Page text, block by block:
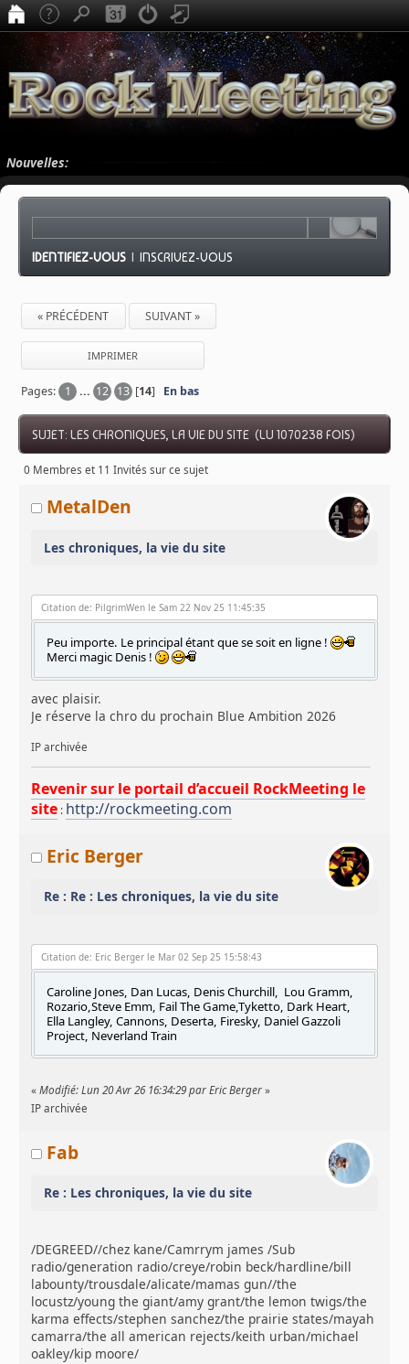
Nouvelles:
IDENTIFIEZ-VOUS |INSCRIVEZ-VOUS
« PRÉCÉDENT SUIVANT »
IMPRIMER
Pages: 1 ... 12 13 [14] En bas
SUJET: LES CHRONIQUES, LA VIE DU SITE (LU 1070238 FOIS)
0 Membres et 11 Invités sur ce sujet
MetalDen
Les chroniques, la vie du site
Citation de: PilgrimWen le Sam 22 Nov 25 11:45:35
Peu importe. Le principal étant que se soit en ligne !
Merci magic Denis !
avec plaisir.
Je réserve la chro du prochain Blue Ambition 2026
IP archivée
Revenir sur le portail d’accueil RockMeeting le
site : http://rockmeeting.com
Eric Berger
Re : Re : Les chroniques, la vie du site
Citation de: Eric Berger le Mar 02 Sep 25 15:58:43
Caroline Jones, Dan Lucas, Denis Churchill, Lou Gramm,
Rozario,Steve Emm, Fail The Game,Tyketto, Dark Heart,
Ella Langley, Cannons, Deserta, Firesky, Daniel Gazzoli
Project, Neverland Train
«Modifié: Lun 20 Avr 26 16:34:29 par Eric Berger »
IP archivée
Fab
Re : Les chroniques, la vie du site
/DEGREED//chez kane/Camrrym james /Sub
radio/generation radio/creye/robin beck/hardline/bill
labounty/trousdale/alicate/mamas gun//the
locustz/young the giant/amy grant/the lemon twigs/the
karma effects/stephen sanchez/the prairie states/mayah
camarra/the all american rejects/keith urban/michael
oakley/kip moore/